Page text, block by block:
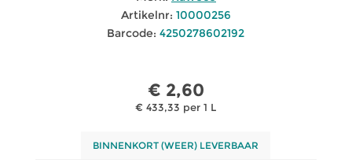
Artikelnr: 10000256
Barcode: 4250278602192
€ 2,60
€ 433,33 per 1 L
BINNENKORT (WEER) LEVERBAAR